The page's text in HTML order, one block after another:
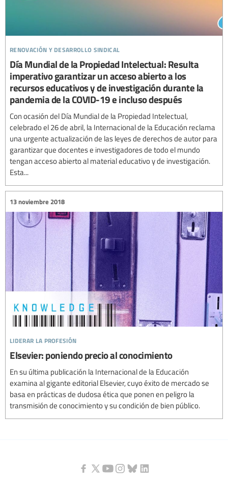
renovación y desarrollo sindical
Día Mundial de la Propiedad Intelectual: Resulta
imperativo garantizar un acceso abierto a los
recursos educativos y de investigación durante la
pandemia de la COVID-19 e incluso después
Con ocasión del Día Mundial de la Propiedad Intelectual,
celebrado el 26 de abril, la Internacional de la Educación reclama
una urgente actualización de las leyes de derechos de autor para
garantizar que docentes e investigadores de todo el mundo
tengan acceso abierto al material educativo y de investigación.
Esta...
liderar la profesión
13 noviembre 2018
Elsevier: poniendo precio al conocimiento
En su última publicación la Internacional de la Educación
examina al gigante editorial Elsevier, cuyo éxito de mercado se
basa en prácticas de dudosa ética que ponen en peligro la
transmisión de conocimiento y su condición de bien público.